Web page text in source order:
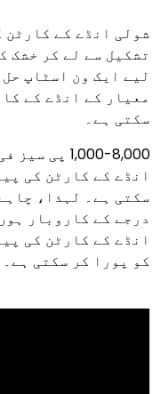
شولی انڈے کے کارٹن
تشکیل سے لے کر خشک
لیے ایک ون اسٹاپ
معیار کے انڈے کے
سکتی ہے۔
1,000-
انڈے کے کارٹن کی
سکتی ہے۔ لہذا،
درجے کے کاروبار
انڈے کے کارٹن کی
کو پورا کر سکتی ہے۔